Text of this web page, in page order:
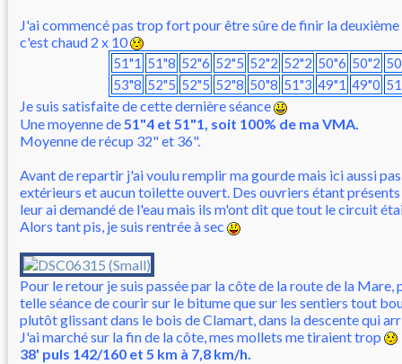
J'ai commencé pas trop fort pour être sûre de finir la
c'est chaud 2 x 10
51"1 51"8 52"6 52"5 52"2 52"2 50"6 50"2
53"8 52"5 52"5 52"8 50"8 51"3 49"1 49"0
Je suis satisfaite de cette dernière séance
Une moyenne de51"4 et 51"1, soit 100% de ma VMA.
Moyenne de récup 32" et 36".
Avant de repartir j'ai voulu remplir ma gourde mais ici aussi
extérieurs et aucun toilette ouvert. Des ouvriers étant présents
leur ai demandé de l'eau mais ils m'ont dit que tout le circuit
Alors tant pis, je suis rentrée à sec
Pour le retour je suis passée par la côte de la route de la Mare,
telle séance de courir sur le bitume que sur les sentiers tout
plutôt glissant dans le bois de Clamart, dans la descente qui
J'ai marché sur la fin de la côte, mes mollets me tiraient trop
38' puls 142/160 et 5 km à 7,8 km/h.